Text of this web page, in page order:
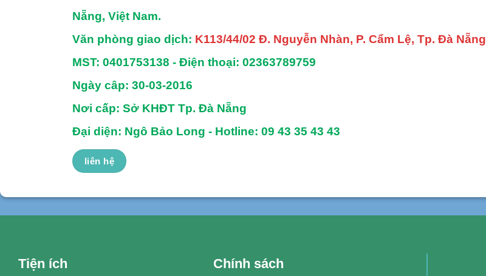
Nẵng, Việt Nam.
Văn phòng giao dịch: K113/44/02 Đ. Nguyễn Nhàn, P. Cẩm Lệ, Tp. Đà Nẵng
MST: 0401753138 -Điện thoại: 02363789759
Ngày câp: 30-03-2016
Nơi cấp: Sở KHĐT Tp. Đà Nẵng
Đại diện: Ngô Bảo Long - Hotline: 09 43 35 43 43
liên hệ
Tiện ích Chính sách